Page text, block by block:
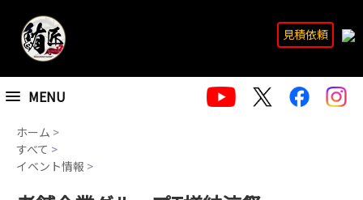
MENU
見積依頼
ホーム >
すべて >
イベント情報 >